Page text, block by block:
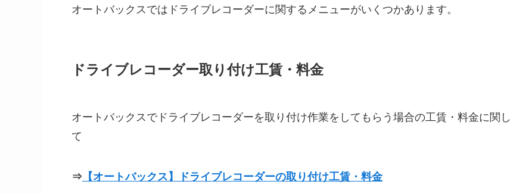
オートバックスではドライブレコーダーに関するメニューがいくつかあります。
ドライブレコーダー取り付け工賃・料金
オートバックスでドライブレコーダーを取り付け作業をしてもらう場合の工賃・料金に関し
て
⇒ 【オートバックス】ドライブレコーダーの取り付け工賃・料金